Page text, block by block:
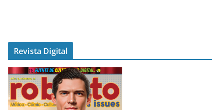
Revista Digital